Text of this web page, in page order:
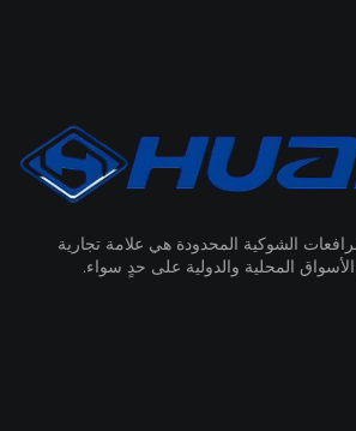
الشوكية المحدودة هي علامة تجارية
المحلية والدولية على حدٍ سواء.